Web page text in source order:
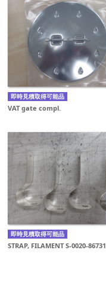
即時見積取得可能品
VAT gate compl.
即時見積取得可能品
STRAP, FILAMENT S-0020-86731